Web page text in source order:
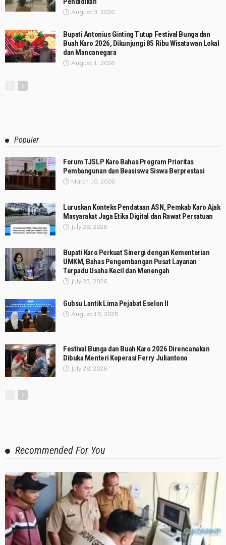
August 3, 2026
Bupati Antonius Ginting Tutup Festival Bunga dan
Buah Karo 2026, Dikunjungi 85 Ribu Wisatawan Lokal
dan Mancanegara
August 1, 2026
Populer
Forum TJSLP Karo Bahas Program Prioritas
Pembangunan dan Beasiswa Siswa Berprestasi
March 10, 2026
Luruskan Konteks Pendataan ASN, Pemkab Karo Ajak
Masyarakat Jaga Etika Digital dan Rawat Persatuan
July 28, 2026
Bupati Karo Perkuat Sinergi dengan Kementerian
UMKM, Bahas Pengembangan Pusat Layanan
Terpadu Usaha Kecil dan Menengah
July 23, 2026
Gubsu Lantik Lima Pejabat Eselon II
August 15, 2025
Festival Bunga dan Buah Karo 2026 Direncanakan
Dibuka Menteri Koperasi Ferry Juliantono
July 28, 2026
Recommended For You